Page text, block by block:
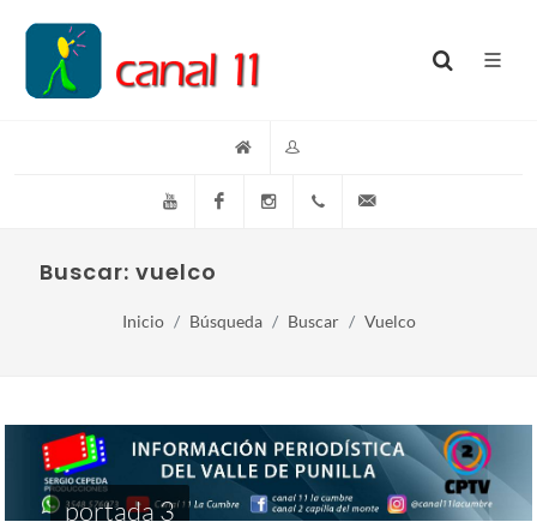
YouTube FacebookInstagram(+54)(9)3548-576073
Buscar: vuelco
Inicio Búsqueda Buscar Vuelco
portada 3